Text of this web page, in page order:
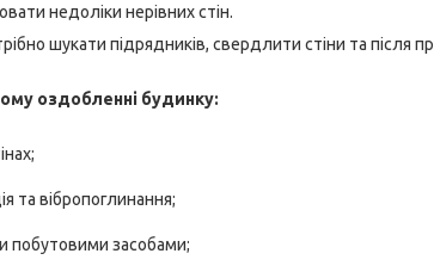
недоліки нерівних стін.
шукати підрядників, свердлити стіни та після
оздобленні будинку:
та вібропоглинання;
побутовими засобами;